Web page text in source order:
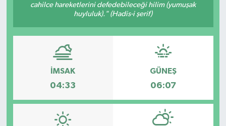
cahilce hareketlerini defedebileceği hilim (yumuşak
huyluluk)." (Hadis-i şerif)
İMSAK
04:33
GÜNEŞ
06:07
SAĞLIK
SİYASET
SOSYAL YARDIMLAR
SPONSORLU YAZI